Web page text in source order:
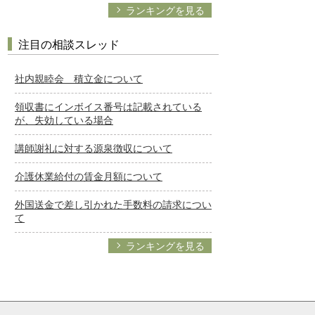
ランキングを見る
注目の相談スレッド
社内親睦会 積立金について
領収書にインボイス番号は記載されている
が、失効している場合
講師謝礼に対する源泉徴収について
介護休業給付の賃金月額について
外国送金で差し引かれた手数料の請求につい
て
ランキングを見る